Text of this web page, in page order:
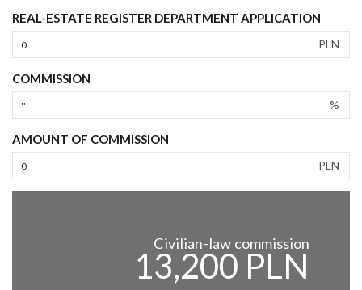
REAL-ESTATE REGISTER DEPARTMENT APPLICATION
PLN
COMMISSION
%
AMOUNT OF COMMISSION
PLN
Civilian-law commission
13,200 PLN